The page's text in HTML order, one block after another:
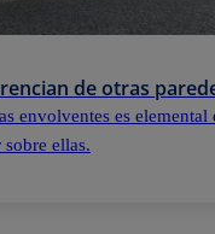
de otras
envolventes es
ellas.